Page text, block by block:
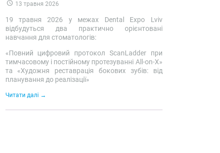
13 травня 2026
19 травня 2026 у межах Dental Expo Lviv
відбудуться два практично орієнтовані
навчання для стоматологів:
«Повний цифровий протокол ScanLadder при
тимчасовому і постійному протезуванні All-on-X»
та «Художня реставрація бокових зубів: від
планування до реалізації»
Читати далі